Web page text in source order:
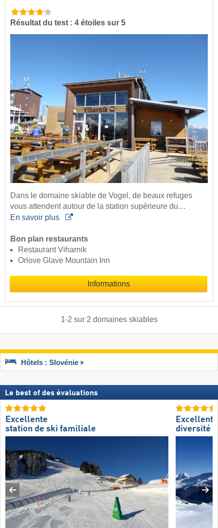
Résultat du test : 4 étoiles sur 5
Dans le domaine skiable de Vogel, de beaux refuges
vous attendent autour de la station supérieure du…
En savoir plus
Bon plan restaurants
Restaurant Viharnik
Orlove Glave Mountain Inn
Informations
1-2 sur 2 domaines skiables
Hôtels : Slovénie
Le best of des évaluations
Excellente
station de ski familiale
Excellente
diversité